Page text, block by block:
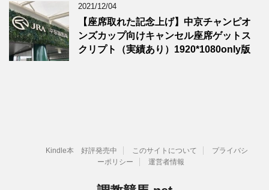
2021/12/04
【座席取れた記念上げ】中京チャンピオ
ンズカップ向けキャンセル座席ゲットス
クリプト（実績あり）1920*1080only版
Kindle本 好評発売中 このサイトについて
プライバシ
ーポリシー
運営者情報